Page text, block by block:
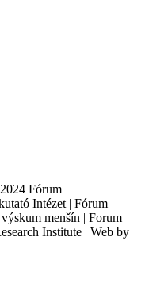
Fórum
Intézet | Fórum
menšín | Forum
Institute | Web by